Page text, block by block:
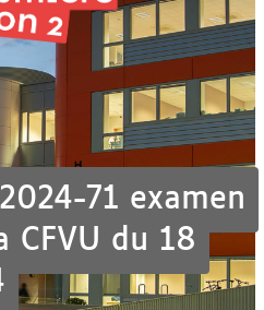
71 examen
CFVU du 18